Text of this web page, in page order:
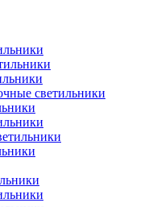
светильники